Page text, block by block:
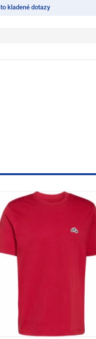
kladené dotazy